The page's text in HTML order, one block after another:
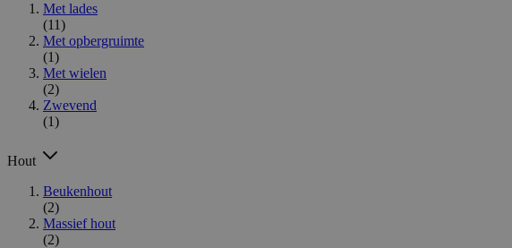
Met lades
(11)
Met opbergruimte
(1)
Met wielen
(2)
Zwevend
(1)
Hout
Beukenhout
(2)
Massief hout
(2)